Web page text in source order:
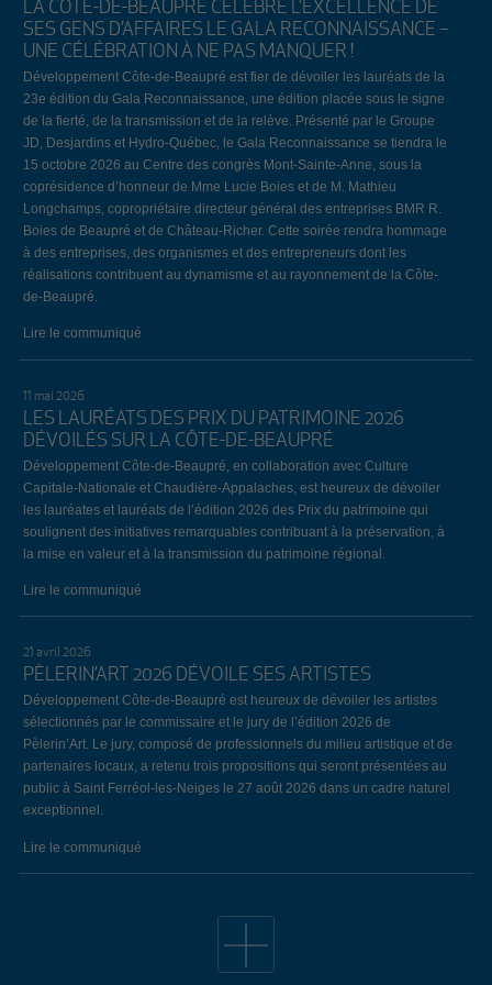
LA CÔTE-DE-BEAUPRÉ CÉLÈBRE L’EXCELLENCE DE
SES GENS D’AFFAIRES LE GALA RECONNAISSANCE –
UNE CÉLÉBRATION À NE PAS MANQUER !
Développement Côte-de-Beaupré est fier de dévoiler les lauréats de la
23e édition du Gala Reconnaissance, une édition placée sous le signe
de la fierté, de la transmission et de la relève. Présenté par le Groupe
JD, Desjardins et Hydro-Québec, le Gala Reconnaissance se tiendra le
15 octobre 2026 au Centre des congrès Mont-Sainte-Anne, sous la
coprésidence d’honneur de Mme Lucie Boies et de M. Mathieu
Longchamps, copropriétaire directeur général des entreprises BMR R.
Boies de Beaupré et de Château-Richer. Cette soirée rendra hommage
à des entreprises, des organismes et des entrepreneurs dont les
réalisations contribuent au dynamisme et au rayonnement de la Côte-
de-Beaupré.
Lire le communiqué
11 mai 2026
LES LAURÉATS DES PRIX DU PATRIMOINE 2026
DÉVOILÉS SUR LA CÔTE-DE-BEAUPRÉ
Développement Côte-de-Beaupré, en collaboration avec Culture
Capitale-Nationale et Chaudière-Appalaches, est heureux de dévoiler
les lauréates et lauréats de l’édition 2026 des Prix du patrimoine qui
soulignent des initiatives remarquables contribuant à la préservation, à
la mise en valeur et à la transmission du patrimoine régional.
Lire le communiqué
21 avril 2026
PÈLERIN’ART 2026 DÉVOILE SES ARTISTES
Développement Côte-de-Beaupré est heureux de dévoiler les artistes
sélectionnés par le commissaire et le jury de l’édition 2026 de
Pèlerin’Art. Le jury, composé de professionnels du milieu artistique et de
partenaires locaux, a retenu trois propositions qui seront présentées au
public à Saint Ferréol-les-Neiges le 27 août 2026 dans un cadre naturel
exceptionnel.
Lire le communiqué
34E ÉDITION DE L’ÉVÈNEMENT EMPLOI CÔTE-DE-